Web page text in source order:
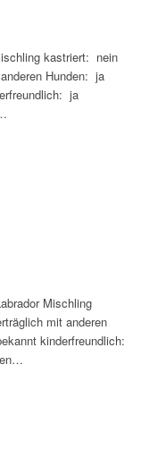
kastriert: nein
Hunden: ja
ja
Mischling
mit anderen
kinderfreundlich: